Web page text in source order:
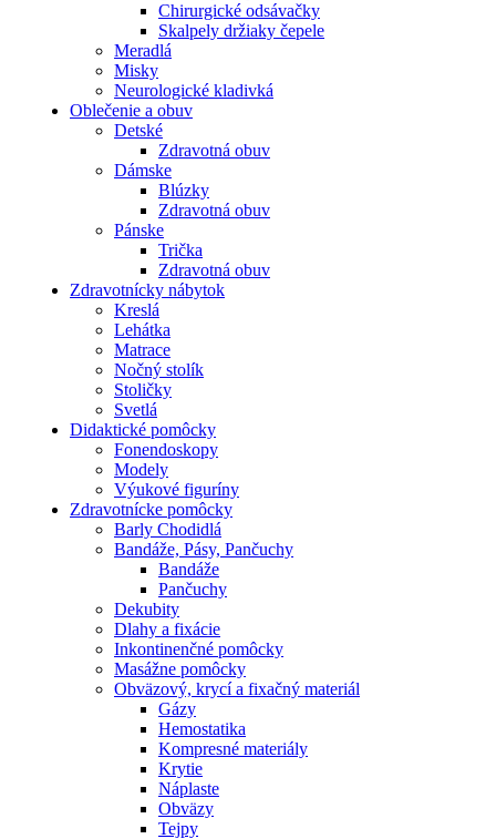
Chirurgické odsávačky
Skalpely držiaky čepele
Meradlá
Misky
Neurologické kladivká
Oblečenie a obuv
Detské
Zdravotná obuv
Dámske
Blúzky
Zdravotná obuv
Pánske
Trička
Zdravotná obuv
Zdravotnícky nábytok
Kreslá
Lehátka
Matrace
Nočný stolík
Stoličky
Svetlá
Didaktické pomôcky
Fonendoskopy
Modely
Výukové figuríny
Zdravotnícke pomôcky
Barly Chodidlá
Bandáže, Pásy, Pančuchy
Bandáže
Pančuchy
Dekubity
Dlahy a fixácie
Inkontinenčné pomôcky
Masážne pomôcky
Obväzový, krycí a fixačný materiál
Gázy
Hemostatika
Kompresné materiály
Krytie
Náplaste
Obväzy
Tejpy